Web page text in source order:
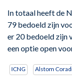
In totaal heeft de
79 bedoeld zijn
er 20 bedoeld zijn
een optie open
ICNG Alstom